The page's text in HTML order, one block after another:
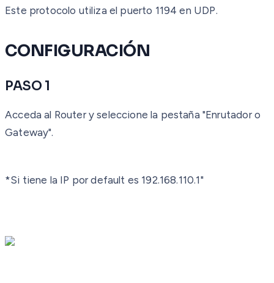
Este protocolo utiliza el puerto 1194 en UDP.
CONFIGURACIÓN
PASO 1
Acceda al Router y seleccione la pestaña "Enrutador o
Gateway".
*Si tiene la IP por default es 192.168.110.1"